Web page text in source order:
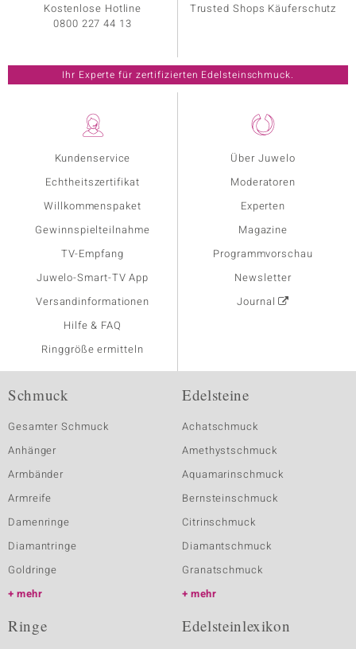
Kundenservice
Echtheitszertifikat
Willkommenspaket
Gewinnspielteilnahme
TV-Empfang
Juwelo-Smart-TV App
Versandinformationen
Hilfe & FAQ
Ringgröße ermitteln
Über Juwelo
Moderatoren
Experten
Magazine
Programmvorschau
Newsletter
Journal
Kostenlose Hotline
0800 227 44 13
Trusted Shops Käuferschutz
Ihr Experte für zertifizierten Edelsteinschmuck.
Schmuck
Gesamter Schmuck
Anhänger
Armbänder
Armreife
Damenringe
Diamantringe
Goldringe
mehr
Edelsteine
Achatschmuck
Amethystschmuck
Aquamarinschmuck
Bernsteinschmuck
Citrinschmuck
Diamantschmuck
Granatschmuck
mehr
Ringe Edelsteinlexikon